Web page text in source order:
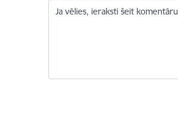
Ja vēlies, ieraksti šeit komentāru